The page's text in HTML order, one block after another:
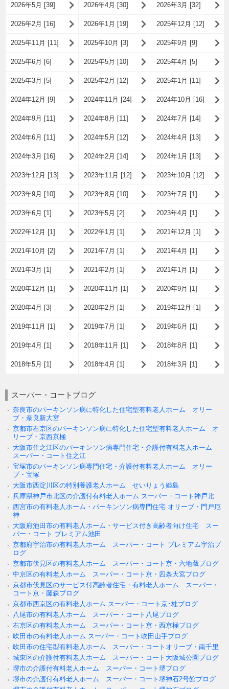
2026年5月 [39] 2026年4月 [30] 2026年3月 [32]
2026年2月 [16] 2026年1月 [19] 2025年12月 [12]
2025年11月 [11] 2025年10月 [3] 2025年9月 [9]
2025年6月 [6] 2025年5月 [10] 2025年4月 [5]
2025年3月 [5] 2025年2月 [12] 2025年1月 [11]
2024年12月 [9] 2024年11月 [24] 2024年10月 [16]
2024年9月 [11] 2024年8月 [11] 2024年7月 [14]
2024年6月 [11] 2024年5月 [12] 2024年4月 [13]
2024年3月 [16] 2024年2月 [14] 2024年1月 [13]
2023年12月 [13] 2023年11月 [12] 2023年10月 [12]
2023年9月 [10] 2023年8月 [10] 2023年7月 [1]
2023年6月 [1] 2023年5月 [2] 2023年4月 [1]
2022年12月 [1] 2022年1月 [1] 2021年12月 [1]
2021年10月 [2] 2021年7月 [1] 2021年4月 [1]
2021年3月 [1] 2021年2月 [1] 2021年1月 [1]
2020年12月 [1] 2020年11月 [1] 2020年9月 [1]
2020年4月 [3] 2020年2月 [1] 2019年12月 [1]
2019年11月 [1] 2019年7月 [1] 2019年6月 [1]
2019年4月 [1] 2018年11月 [1] 2018年8月 [1]
2018年5月 [1] 2018年4月 [1] 2018年3月 [1]
スーパー・コートブログ
奈良市のパーキンソン病に特化した住宅型有料老人ホーム オリー
ブ・奈良新大宮
京都市右京区のパーキンソン病に特化した住宅型有料老人ホーム オ
リーブ・京西京極
大阪市住之江区のパーキンソン病専門住宅・介護付有料老人ホーム
スーパー・コート住之江
宝塚市のパーキンソン病専門住宅・介護付有料老人ホーム オリー
ブ・宝塚
大阪市西淀川区の特別養護老人ホーム せいりょう姫島
兵庫県神戸市北区の介護付有料老人ホーム スーパー・コート神戸北
西宮市の有料老人ホーム・パーキンソン病専門住宅 オリーブ・門戸厄
神
大阪府池田市の有料老人ホーム・サービス付き高齢者向け住宅 スー
パー・コート プレミアム池田
京都府宇治市の有料老人ホーム スーパー・コート プレミアム宇治ブ
ログ
京都市伏見区の有料老人ホーム スーパー・コート京・六地蔵ブログ
中京区の有料老人ホーム スーパー・コート京・四条大宮ブログ
京都市伏見区のサービス付高齢者住宅・有料老人ホーム スーパー・
コート京・藤森ブログ
京都市西京区の有料老人ホーム スーパー・コート京･桂ブログ
八尾市の有料老人ホーム スーパー・コート八尾ブログ
右京区の有料老人ホーム スーパー・コート京・西京極ブログ
吹田市の有料老人ホーム スーパー・コート吹田山手ブログ
吹田市の住宅型有料老人ホーム スーパー・コートオリーブ・南千里
城東区の介護付有料老人ホーム スーパー・コート大阪城公園ブログ
堺市の介護付有料老人ホーム スーパー・コート堺ブログ
堺市の介護付有料老人ホーム スーパー・コート堺神石2号館ブログ